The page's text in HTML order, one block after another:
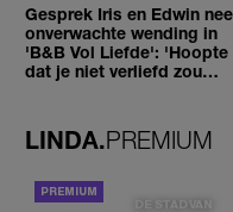
Gesprek Iris en Edwin
onverwachte wending in
'B&B Vol Liefde': 'Hoopte
dat je niet verliefd zou
LINDA.PREMIUM
DE STAD VAN